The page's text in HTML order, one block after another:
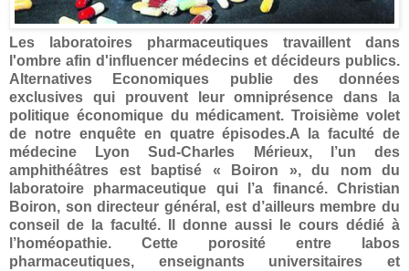
Les laboratoires pharmaceutiques travaillent dans
l'ombre afin d'influencer médecins et décideurs publics.
Alternatives Economiques publie des données
exclusives qui prouvent leur omniprésence dans la
politique économique du médicament. Troisième volet
de notre enquête en quatre épisodes.A la faculté de
médecine Lyon Sud-Charles Mérieux, l’un des
amphithéâtres est baptisé « Boiron », du nom du
laboratoire pharmaceutique qui l’a financé. Christian
Boiron, son directeur général, est d’ailleurs membre du
conseil de la faculté. Il donne aussi le cours dédié à
l’homéopathie. Cette porosité entre labos
pharmaceutiques, enseignants universitaires et